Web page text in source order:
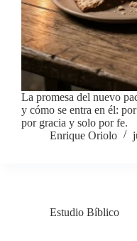
La promesa del nuevo
y cómo se entra en él:
por gracia y solo por fe.
Enrique Oriolo
Estudio Bíblico